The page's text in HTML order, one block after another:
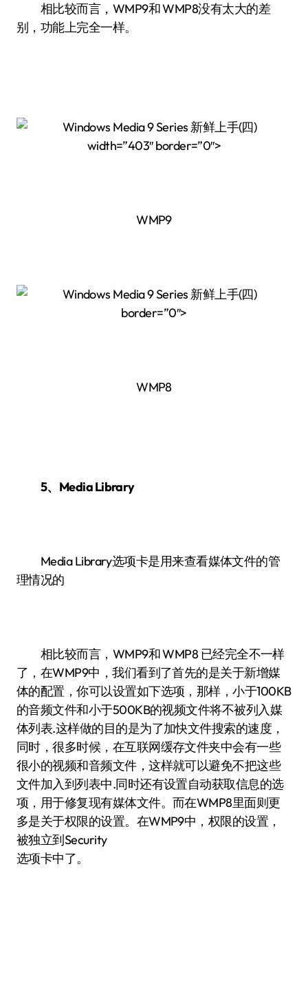
相比较而言，WMP9和 WMP8没有太大的差
别，功能上完全一样。
width=”403″ border=”0″>
WMP9
border=”0″>
WMP8
5、Media Library
Media Library选项卡是用来查看媒体文件的管
理情况的
相比较而言，WMP9和 WMP8 已经完全不一样
了，在WMP9中，我们看到了首先的是关于新增媒
体的配置，你可以设置如下选项，那样，小于100KB
的音频文件和小于500KB的视频文件将不被列入媒
体列表.这样做的目的是为了加快文件搜索的速度，
同时，很多时候，在互联网缓存文件夹中会有一些
很小的视频和音频文件，这样就可以避免不把这些
文件加入到列表中.同时还有设置自动获取信息的选
项，用于修复现有媒体文件。而在WMP8里面则更
多是关于权限的设置。在WMP9中，权限的设置，
被独立到Security
选项卡中了。